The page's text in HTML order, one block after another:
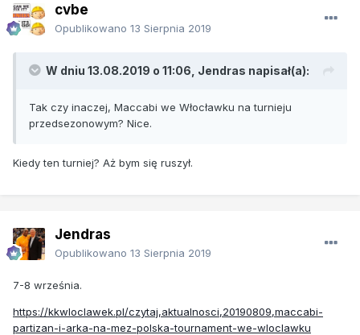
cvbe
Opublikowano 13 Sierpnia 2019
W dniu 13.08.2019 o 11:06, Jendras napisał(a):
Tak czy inaczej, Maccabi we Włocławku na turnieju
przedsezonowym? Nice.
Kiedy ten turniej? Aż bym się ruszył.
Jendras
Opublikowano 13 Sierpnia 2019
7-8 września.
https://kkwloclawek.pl/czytaj,aktualnosci,20190809,maccabi-
partizan-i-arka-na-mez-polska-tournament-we-wloclawku